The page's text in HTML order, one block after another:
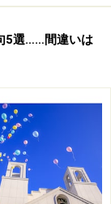
本来の意味
葉です。「真
なくて本気、
5選……間違いは